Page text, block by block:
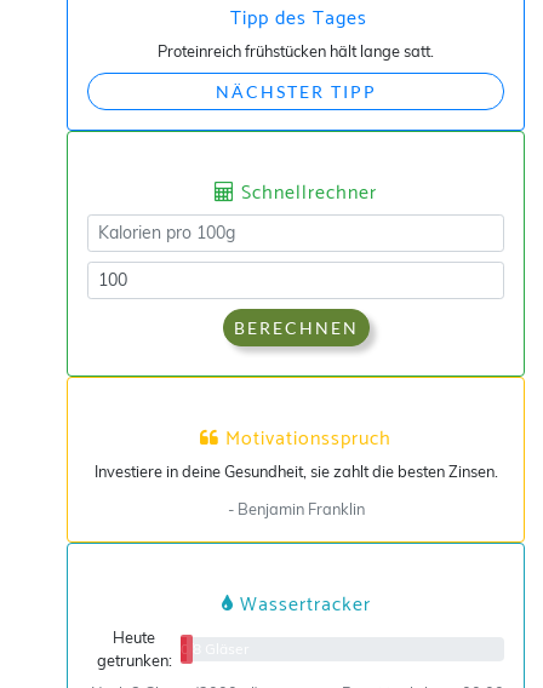
Tipp des Tages
Proteinreich frühstücken hält lange satt.
NÄCHSTER TIPP
Schnellrechner
BERECHNEN
Motivationsspruch
Investiere in deine Gesundheit, sie zahlt die besten Zinsen.
- Benjamin Franklin
Wassertracker
Heute
getrunken:
0/8 Gläser